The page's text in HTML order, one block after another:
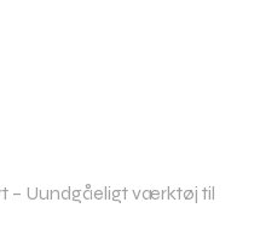
– Uundgåeligt værktøj til